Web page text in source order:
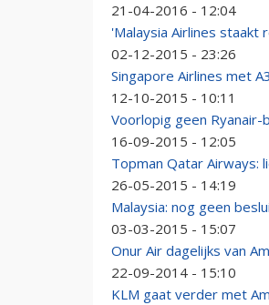
21-04-2016 - 12:04
'Malaysia Airlines staakt
02-12-2015 - 23:26
Singapore Airlines met
12-10-2015 - 10:11
Voorlopig geen Ryanair-
16-09-2015 - 12:05
Topman Qatar Airways:
26-05-2015 - 14:19
Malaysia: nog geen
03-03-2015 - 15:07
Onur Air dagelijks van
22-09-2014 - 15:10
KLM gaat verder met